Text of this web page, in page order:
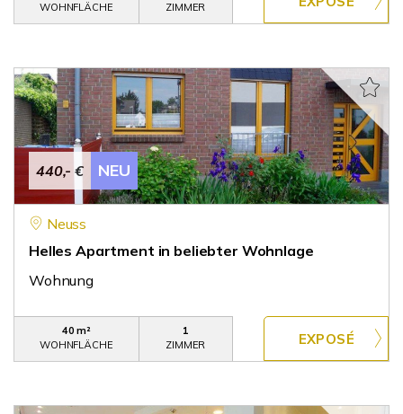
WOHNFLÄCHE
ZIMMER
440,- € NEU
Neuss
Helles Apartment in beliebter Wohnlage
Wohnung
40 m²
WOHNFLÄCHE
1
ZIMMER